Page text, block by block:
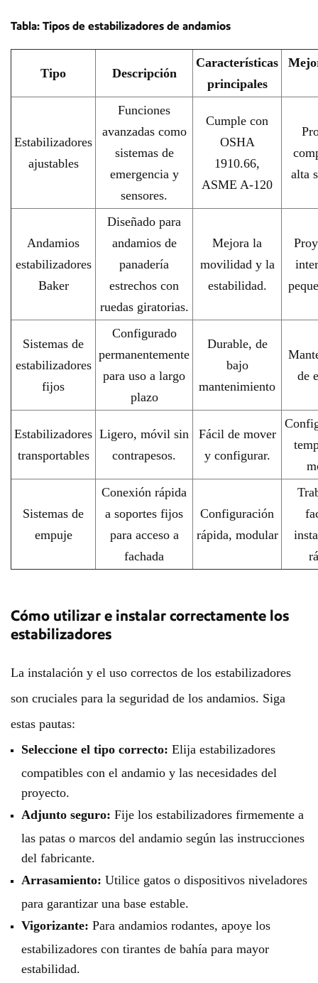
Tabla: Tipos de estabilizadores de andamios
Tipo Descripción
Características
principales
Estabilizadores
ajustables
Funciones
avanzadas como
sistemas de
emergencia y
sensores.
Cumple con
OSHA
1910.66,
ASME A-120
alta
Andamios
estabilizadores
Baker
Diseñado para
andamios de
panadería
estrechos con
ruedas giratorias.
Mejora la
movilidad y la
estabilidad.
Sistemas de
estabilizadores
fijos
Configurado
permanentemente
para uso a largo
plazo
Durable, de
bajo
mantenimiento
de
Estabilizadores
transportables
Ligero, móvil sin
contrapesos.
Fácil de mover
y configurar.
Sistemas de
empuje
Conexión rápida
a soportes fijos
para acceso a
fachada
Configuración
rápida, modular
Cómo utilizar e instalar correctamente los
estabilizadores
La instalación y el uso correctos de los estabilizadores
son cruciales para la seguridad de los andamios. Siga
estas pautas:
Seleccione el tipo correcto: Elija estabilizadores
compatibles con el andamio y las necesidades del
proyecto.
Adjunto seguro: Fije los estabilizadores firmemente a
las patas o marcos del andamio según las instrucciones
del fabricante.
Arrasamiento: Utilice gatos o dispositivos niveladores
para garantizar una base estable.
Vigorizante: Para andamios rodantes, apoye los
estabilizadores con tirantes de bahía para mayor
estabilidad.